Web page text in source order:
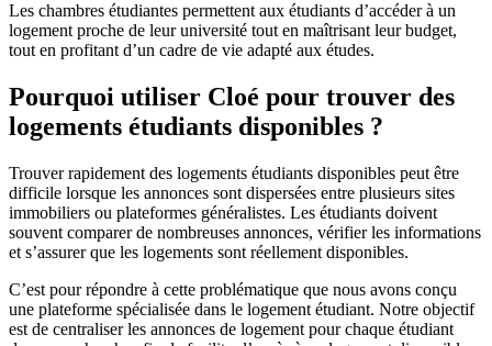
Les chambres étudiantes permettent aux étudiants d’accéder à un
logement proche de leur université tout en maîtrisant leur budget,
tout en profitant d’un cadre de vie adapté aux études.
Pourquoi utiliser Cloé pour trouver des
logements étudiants disponibles ?
Trouver rapidement des logements étudiants disponibles peut être
difficile lorsque les annonces sont dispersées entre plusieurs sites
immobiliers ou plateformes généralistes. Les étudiants doivent
souvent comparer de nombreuses annonces, vérifier les informations
et s’assurer que les logements sont réellement disponibles.
C’est pour répondre à cette problématique que nous avons conçu
une plateforme spécialisée dans le logement étudiant. Notre objectif
est de centraliser les annonces de logement pour chaque étudiant